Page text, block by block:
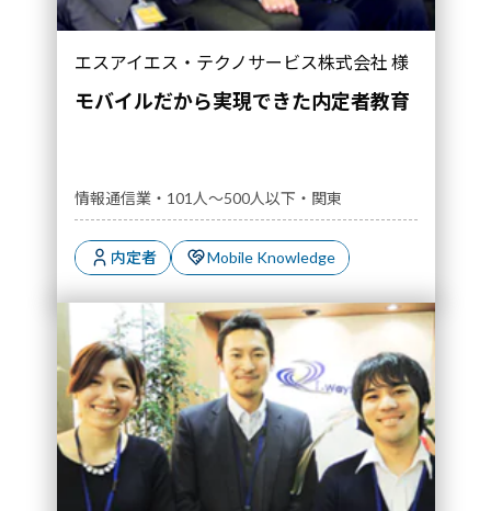
エスアイエス・テクノサービス株式会社 様
モバイルだから実現できた内定者教育
情報通信業・101人～500人以下・関東
内定者 Mobile Knowledge